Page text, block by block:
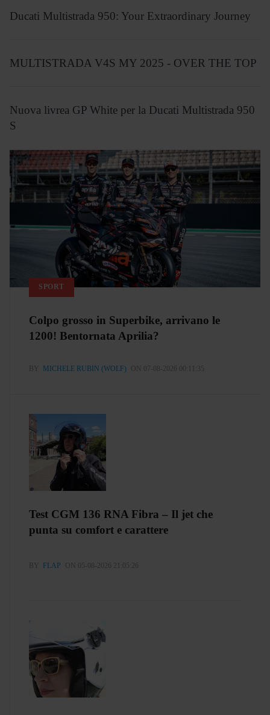
Ducati Multistrada 950: Your Extraordinary Journey
MULTISTRADA V4S MY 2025 - OVER THE TOP
Nuova livrea GP White per la Ducati Multistrada 950
S
SPORT
Colpo grosso in Superbike, arrivano le
1200! Bentornata Aprilia?
BY MICHELE RUBIN (WOLF) ON 07-08-2026 00:11:35
Test CGM 136 RNA Fibra – Il jet che
punta su comfort e carattere
BY FLAP ON 05-08-2026 21:05:26